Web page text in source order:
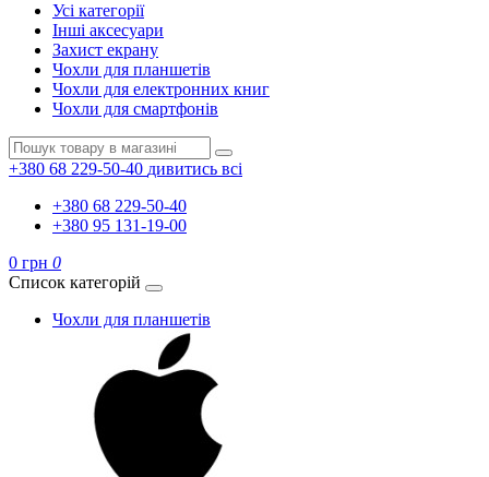
Усі категорії
Інші аксесуари
Захист екрану
Чохли для планшетів
Чохли для електронних книг
Чохли для смартфонів
+380 68 229-50-40 дивитись всі
+380 68 229-50-40
+380 95 131-19-00
0 грн 0
Список категорій
Чохли для планшетів